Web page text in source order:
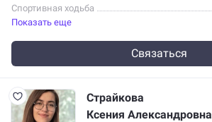
Спортивная ходьба
Показать еще
Связаться
Страйкова
Ксения Александровна